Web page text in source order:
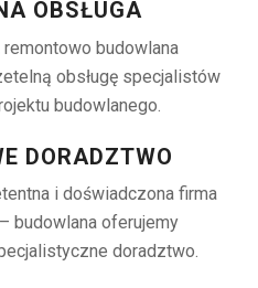
OBSŁUGA
budowlana
obsługę specjalistów
budowlanego.
DORADZTWO
i doświadczona firma
budowlana oferujemy
doradztwo.